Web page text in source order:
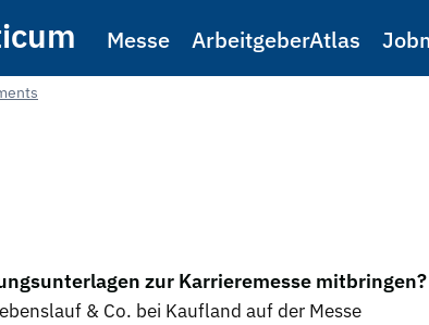
Messe ArbeitgeberAtlas
zur Karrieremesse mitbringen?
& Co. bei Kaufland auf der Messe